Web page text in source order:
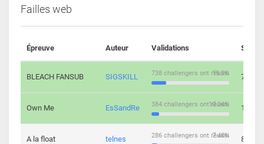
Failles web
Épreuve Auteur Validations
BLEACH FANSUB SIGSKILL 19.3%
738 challengers ont réussi 7
Own Me EsSandRe 10.04%
384 challengers ont réussi 13
A la float telnes 7.48%
286 challengers ont réussi 8